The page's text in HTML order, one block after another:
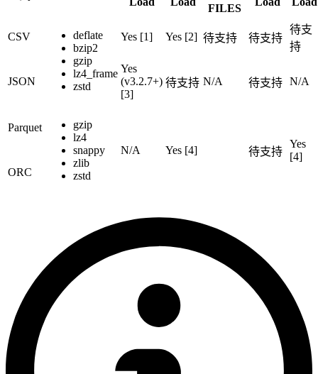
FILES
CSV
deflate
bzip2
gzip
lz4_frame
zstd
Yes [1] Yes [2] 待支持 待支持
待支
持
JSON
Yes
(v3.2.7+)
[3]
待支持 N/A 待支持 N/A
Parquet
gzip
lz4
snappy
zlib
zstd
N/A Yes [4] 待支持
Yes
[4]
ORC